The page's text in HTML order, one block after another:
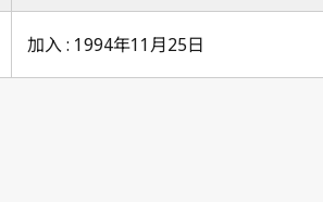
加入 : 1994年11月25日